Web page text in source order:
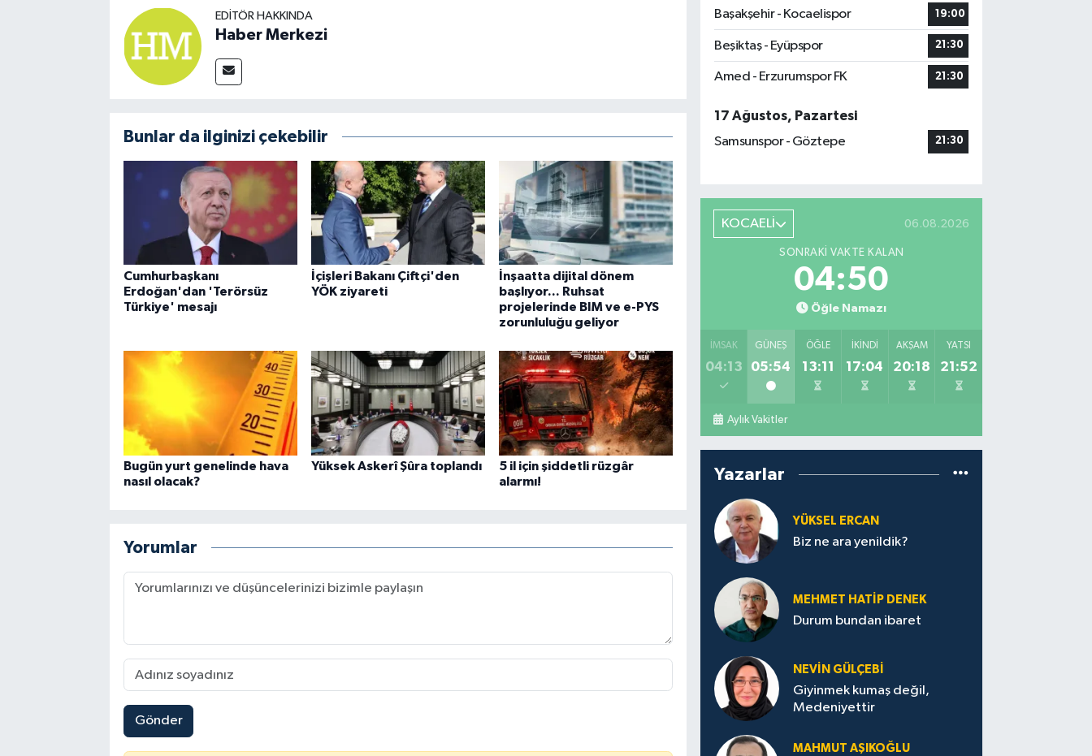
EDITÖR HAKKINDA
Haber Merkezi
Bunlar da ilginizi çekebilir
Cumhurbaşkanı
Erdoğan'dan 'Terörsüz
Türkiye' mesajı
İçişleri Bakanı Çiftçi'den
YÖK ziyareti
İnşaatta dijital dönem
başlıyor... Ruhsat
projelerinde BIM ve e-PYS
zorunluluğu geliyor
Bugün yurt genelinde hava
nasıl olacak?
Yüksek Askerî Şûra toplandı
5 il için şiddetli rüzgâr
alarmı!
Yorumlar
Gönder
Başakşehir - Kocaelispor
19:00
Beşiktaş - Eyüpspor 21:30
Amed - Erzurumspor FK 21:30
17 Ağustos, Pazartesi
Samsunspor - Göztepe
21:30
KOCAELİ 06.08.2026
SONRAKI VAKTE KALAN
04:49
Öğle Namazı
İMSAK
04:13
GÜNEŞ
05:54
ÖĞLE
13:11
İKINDI
17:04
AKŞAM
20:18
YATSI
21:52
Aylık Vakitler
Yazarlar
YÜKSEL ERCAN
Biz ne ara yenildik?
MEHMET HATİP DENEK
Durum bundan ibaret
NEVİN GÜLÇEBİ
Giyinmek kumaş değil,
Medeniyettir
MAHMUT AŞIKOĞLU